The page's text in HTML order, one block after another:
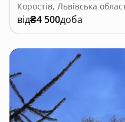
Коростів, Львівська
від₴4 500доба